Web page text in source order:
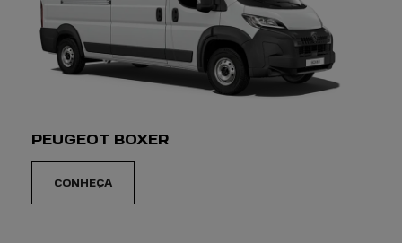
PEUGEOT BOXER
CONHEÇA